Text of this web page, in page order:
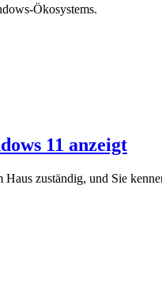
Ökosystems.
11 anzeigt
zuständig, und Sie